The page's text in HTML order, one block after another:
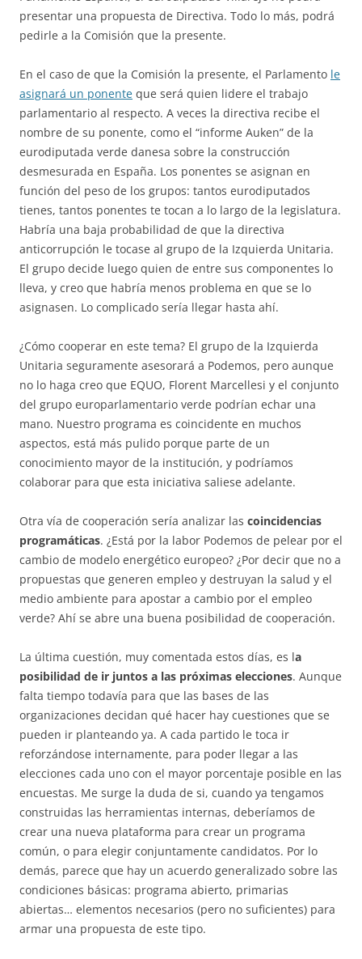
presentar una propuesta de Directiva. Todo lo más, podrá
pedirle a la Comisión que la presente.
En el caso de que la Comisión la presente, el Parlamento le
asignará un ponente que será quien lidere el trabajo
parlamentario al respecto. A veces la directiva recibe el
nombre de su ponente, como el “informe Auken” de la
eurodiputada verde danesa sobre la construcción
desmesurada en España. Los ponentes se asignan en
función del peso de los grupos: tantos eurodiputados
tienes, tantos ponentes te tocan a lo largo de la legislatura.
Habría una baja probabilidad de que la directiva
anticorrupción le tocase al grupo de la Izquierda Unitaria.
El grupo decide luego quien de entre sus componentes lo
lleva, y creo que habría menos problema en que se lo
asignasen. Lo complicado sería llegar hasta ahí.
¿Cómo cooperar en este tema? El grupo de la Izquierda
Unitaria seguramente asesorará a Podemos, pero aunque
no lo haga creo que EQUO, Florent Marcellesi y el conjunto
del grupo europarlamentario verde podrían echar una
mano. Nuestro programa es coincidente en muchos
aspectos, está más pulido porque parte de un
conocimiento mayor de la institución, y podríamos
colaborar para que esta iniciativa saliese adelante.
Otra vía de cooperación sería analizar las coincidencias
programáticas. ¿Está por la labor Podemos de pelear por el
cambio de modelo energético europeo? ¿Por decir que no a
propuestas que generen empleo y destruyan la salud y el
medio ambiente para apostar a cambio por el empleo
verde? Ahí se abre una buena posibilidad de cooperación.
La última cuestión, muy comentada estos días, es la
posibilidad de ir juntos a las próximas elecciones. Aunque
falta tiempo todavía para que las bases de las
organizaciones decidan qué hacer hay cuestiones que se
pueden ir planteando ya. A cada partido le toca ir
reforzándose internamente, para poder llegar a las
elecciones cada uno con el mayor porcentaje posible en las
encuestas. Me surge la duda de si, cuando ya tengamos
construidas las herramientas internas, deberíamos de
crear una nueva plataforma para crear un programa
común, o para elegir conjuntamente candidatos. Por lo
demás, parece que hay un acuerdo generalizado sobre las
condiciones básicas: programa abierto, primarias
abiertas… elementos necesarios (pero no suficientes) para
armar una propuesta de este tipo.